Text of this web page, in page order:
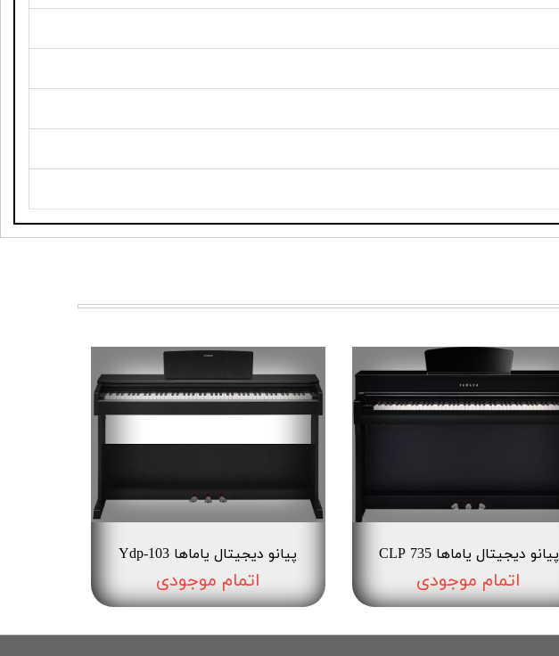
پیانو دیجیتال یاماها CLP 735
اتمام موجودی
پیانو دیجیتال یاماها Ydp-103
اتمام موجودی